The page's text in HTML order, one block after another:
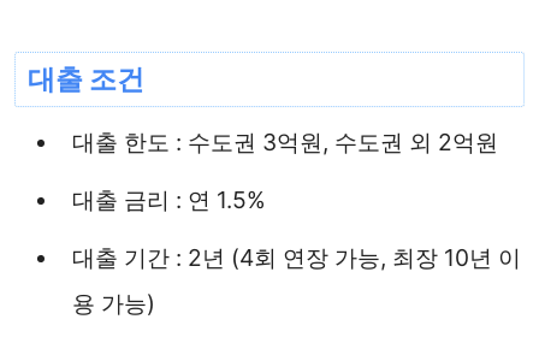
대출 조건
대출 한도 : 수도권 3억원, 수도권 외 2억원
대출 금리 : 연 1.5%
대출 기간 : 2년 (4회 연장 가능, 최장 10년 이
용 가능)